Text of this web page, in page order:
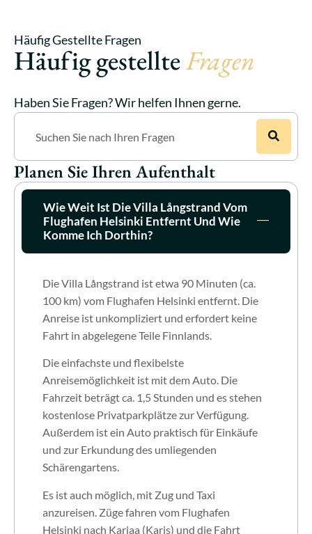
Häufig Gestellte Fragen
Häufig gestellteFragen
Haben Sie Fragen? Wir helfen Ihnen gerne.
Planen Sie Ihren Aufenthalt
Wie Weit Ist Die Villa Långstrand Vom
Flughafen Helsinki Entfernt Und Wie
Komme Ich Dorthin?
Die Villa Långstrand ist etwa 90 Minuten (ca.
100 km) vom Flughafen Helsinki entfernt. Die
Anreise ist unkompliziert und erfordert keine
Fahrt in abgelegene Teile Finnlands.
Die einfachste und flexibelste
Anreisemöglichkeit ist mit dem Auto. Die
Fahrzeit beträgt ca. 1,5 Stunden und es stehen
kostenlose Privatparkplätze zur Verfügung.
Außerdem ist ein Auto praktisch für Einkäufe
und zur Erkundung des umliegenden
Schärengartens.
Es ist auch möglich, mit Zug und Taxi
anzureisen. Züge fahren vom Flughafen
Helsinki nach Karjaa (Karis) und die Fahrt